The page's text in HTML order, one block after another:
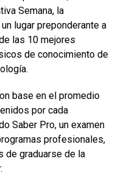
Semana, la
lugar preponderante a
las 10 mejores
de conocimiento de
base en el promedio
por cada
Saber Pro, un examen
profesionales,
de graduarse de la